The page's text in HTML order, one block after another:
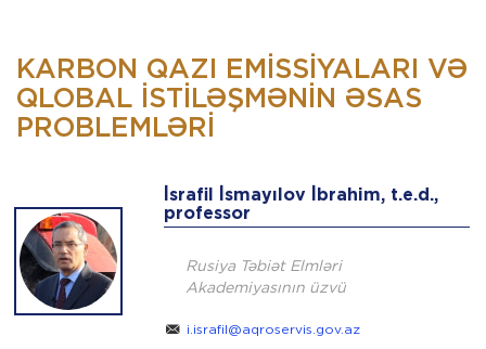
KARBON QAZI EMISSIYALARI VƏ
QLOBAL ISTILƏŞMƏNIN ƏSAS
PROBLEMLƏRI
İsrafil İsmayılov İbrahim, t.e.d.,
professor
Rusiya Təbiət Elmləri
Akademiyasının üzvü
i.israfil@aqroservis.gov.az